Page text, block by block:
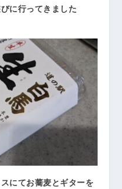
に行ってきました
にてお蕎麦とギターを